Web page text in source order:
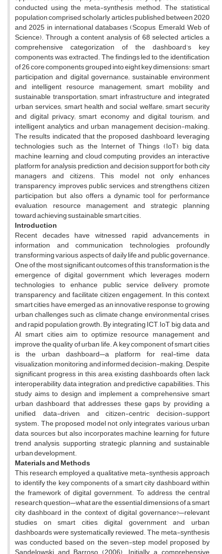
conducted using the meta-synthesis method. The statistical
population comprised scholarly articles published between 2020
and 2025 in international databases (Scopus, Emerald, Web of
Science). Through a content analysis of 68 selected articles, a
comprehensive categorization of the dashboard’s key
components was extracted. The findings led to the identification
of 26 core components grouped into eight key dimensions: smart
participation and digital governance; sustainable environment
and intelligent resource management; smart mobility and
sustainable transportation; smart infrastructure and integrated
urban services; smart health and social welfare; smart security
and digital privacy; smart economy and digital tourism; and
intelligent analytics and urban management decision-making.
The results indicated that the proposed dashboard, leveraging
technologies such as the Internet of Things (IoT), big data,
machine learning, and cloud computing, provides an interactive
platform for analysis, prediction, and decision support for both city
managers and citizens. This model not only enhances
transparency, improves public services, and strengthens citizen
participation, but also offers a dynamic tool for performance
evaluation, resource management, and strategic planning
toward achieving sustainable smart cities.
Introduction
Recent decades have witnessed rapid advancements in
information and communication technologies, profoundly
transforming various aspects of daily life and public governance.
One of the most significant outcomes of this transformation is the
emergence of digital government, which leverages modern
technologies to enhance public service delivery, promote
transparency, and facilitate citizen engagement. In this context,
smart cities have emerged as an innovative response to growing
urban challenges such as climate change, environmental crises,
and rapid population growth. By integrating ICT, IoT, big data, and
AI, smart cities aim to optimize resource management and
improve the quality of urban life. A key component of smart cities
is the urban dashboard—a platform for real-time data
visualization, monitoring, and informed decision-making. Despite
significant progress in this area, existing dashboards often lack
interoperability, data integration, and predictive capabilities. This
study aims to design and implement a comprehensive smart
urban dashboard that addresses these gaps by providing a
unified, data-driven, and citizen-centric decision-support
system. The proposed model not only integrates various urban
data sources but also incorporates machine learning for future
trend analysis, supporting strategic planning and sustainable
urban development.
Materials and Methods
This research employed a qualitative meta-synthesis approach
to identify the key components of a smart city dashboard within
the framework of digital government. To address the central
research question—what are the essential dimensions of a smart
city dashboard in the context of digital governance?—relevant
studies on smart cities, digital government, and urban
dashboards were systematically reviewed. The meta-synthesis
was conducted based on the seven-step model proposed by